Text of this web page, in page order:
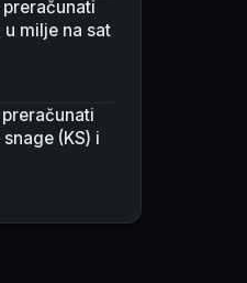
milje na sat
(KS) i